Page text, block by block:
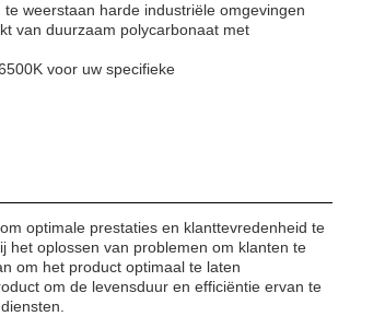
weerstaan harde industriële omgevingen
van duurzaam polycarbonaat met
voor uw specifieke
optimale prestaties en klanttevredenheid te
het oplossen van problemen om klanten te
om het product optimaal te laten
om de levensduur en efficiëntie ervan te